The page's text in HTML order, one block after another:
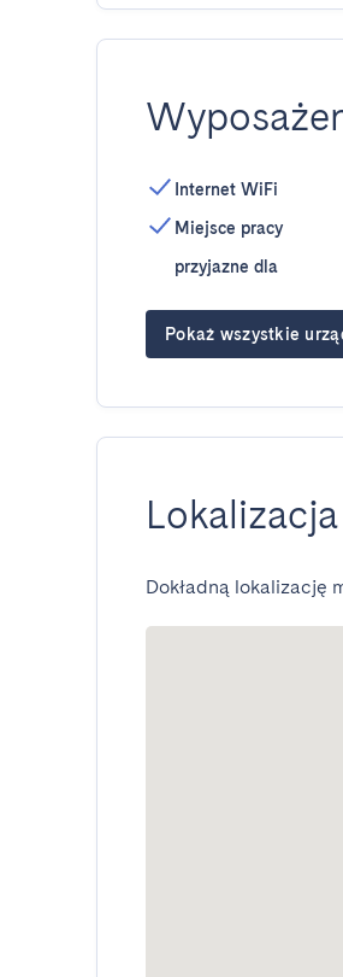
Internet WiFi
Miejsce pracy
przyjazne dla
Pokaż wszystkie
Lokalizacja
Dokładną lokalizację